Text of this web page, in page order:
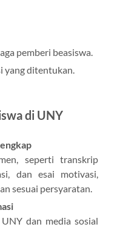
pemberi beasiswa.
yang ditentukan.
di UNY
seperti transkrip
dan esai motivasi,
sesuai persyaratan.
dan media sosial